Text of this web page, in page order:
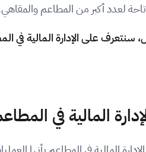
لعدد أكبر من المطاعم
سنتعرف على الإدارة المالية
المالية في